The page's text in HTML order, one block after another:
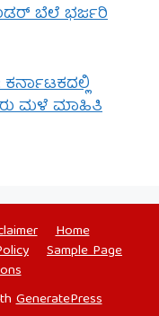
ಬೆಲೆ ಭರ್ಜರಿ
ಕರ್ನಾಟಕದಲ್ಲಿ
ಮಳೆ ಮಾಹಿತಿ
Home
Sample Page
GeneratePress